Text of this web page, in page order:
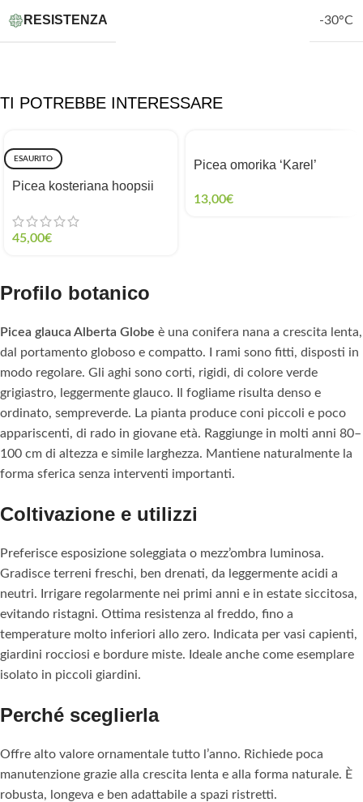
RESISTENZA -30°C
TI POTREBBE INTERESSARE
ESAURITO
Picea kosteriana hoopsii
45,00€
Picea omorika ‘Karel’
13,00€
Profilo botanico
Picea glauca Alberta Globe è una conifera nana a crescita lenta,
dal portamento globoso e compatto. I rami sono fitti, disposti in
modo regolare. Gli aghi sono corti, rigidi, di colore verde
grigiastro, leggermente glauco. Il fogliame risulta denso e
ordinato, sempreverde. La pianta produce coni piccoli e poco
appariscenti, di rado in giovane età. Raggiunge in molti anni 80–
100 cm di altezza e simile larghezza. Mantiene naturalmente la
forma sferica senza interventi importanti.
Coltivazione e utilizzi
Preferisce esposizione soleggiata o mezz’ombra luminosa.
Gradisce terreni freschi, ben drenati, da leggermente acidi a
neutri. Irrigare regolarmente nei primi anni e in estate siccitosa,
evitando ristagni. Ottima resistenza al freddo, fino a
temperature molto inferiori allo zero. Indicata per vasi capienti,
giardini rocciosi e bordure miste. Ideale anche come esemplare
isolato in piccoli giardini.
Perché sceglierla
Offre alto valore ornamentale tutto l’anno. Richiede poca
manutenzione grazie alla crescita lenta e alla forma naturale. È
robusta, longeva e ben adattabile a spazi ristretti.